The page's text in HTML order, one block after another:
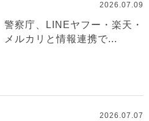
2026.07.09
警察庁、LINEヤフー・楽天・
メルカリと情報連携で...
2026.07.07